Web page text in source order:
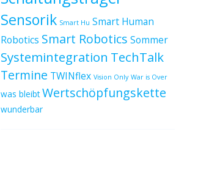
Sensorik Smart Hu Smart Human
Robotics Smart Robotics Sommer
Systemintegration TechTalk
Termine TWINflex Vision Only War is Over
was bleibt Wertschöpfungskette
wunderbar